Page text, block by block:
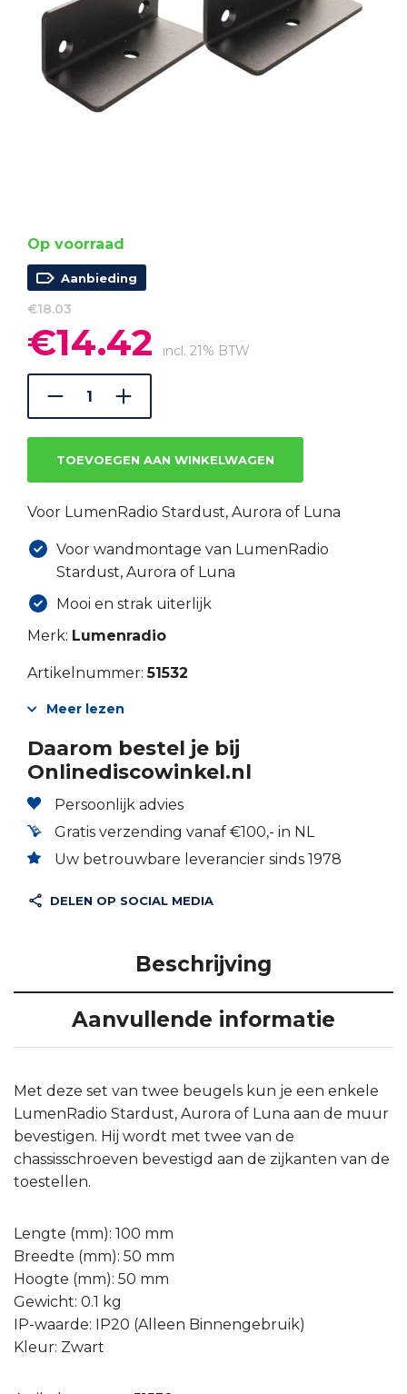
Op voorraad
Aanbieding
€18.03
Oorspronkelijke
prijs
was:
€18.03.
€14.42 prijs
incl. 21% BTW
TOEVOEGEN AAN WINKELWAGEN
Voor LumenRadio Stardust, Aurora of Luna
Voor wandmontage van LumenRadio
Stardust, Aurora of Luna
Mooi en strak uiterlijk
Merk: Lumenradio
Artikelnummer:51532
Meer lezen
Daarom bestel je bij
Onlinediscowinkel.nl
Persoonlijk advies
Gratis verzending vanaf €100,- in NL
Uw betrouwbare leverancier sinds 1978
DELEN OP SOCIAL MEDIA
Beschrijving
Aanvullende informatie
Met deze set van twee beugels kun je een enkele
LumenRadio Stardust, Aurora of Luna aan de muur
bevestigen. Hij wordt met twee van de
chassisschroeven bevestigd aan de zijkanten van de
toestellen.
Lengte (mm): 100 mm
Breedte (mm): 50 mm
Hoogte (mm): 50 mm
Gewicht: 0.1 kg
IP-waarde: IP20 (Alleen Binnengebruik)
Kleur: Zwart